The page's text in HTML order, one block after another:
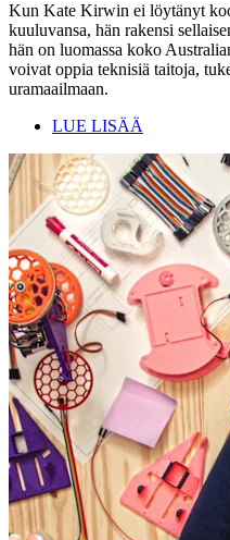
Kun Kate Kirwin ei löytänyt
kuuluvansa, hän rakensi
hän on luomassa koko
voivat oppia teknisiä taitoja,
uramaailmaan.
LUE LISÄÄ